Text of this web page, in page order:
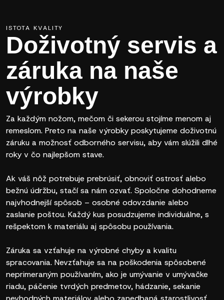
ISTOTA KVALITY
Doživotný servis a
záruka na naše
výrobky
Za každým nožom, mečom či sekerou stojíme menom aj
remeslom. Preto na naše výrobky poskytujeme doživotnú
záruku a možnosť odborného servisu, aby vám slúžili dlhé
roky v čo najlepšom stave.
Ak váš nôž potrebuje prebrúsiť, obnoviť ostrosť alebo
bežnú údržbu, stačí sa nám ozvať. Spoločne dohodneme
najvhodnejší spôsob – osobné odovzdanie alebo
zaslanie poštou. Každý kus posudzujeme individuálne, s
rešpektom k materiálu aj spôsobu používania.
Záruka sa vzťahuje na výrobné chyby a kvalitu
spracovania. Nevzťahuje sa na poškodenia spôsobené
neprimeraným používaním, ako je umývanie v umývačke
riadu, páčenie tvrdých predmetov, hádzanie, sekanie